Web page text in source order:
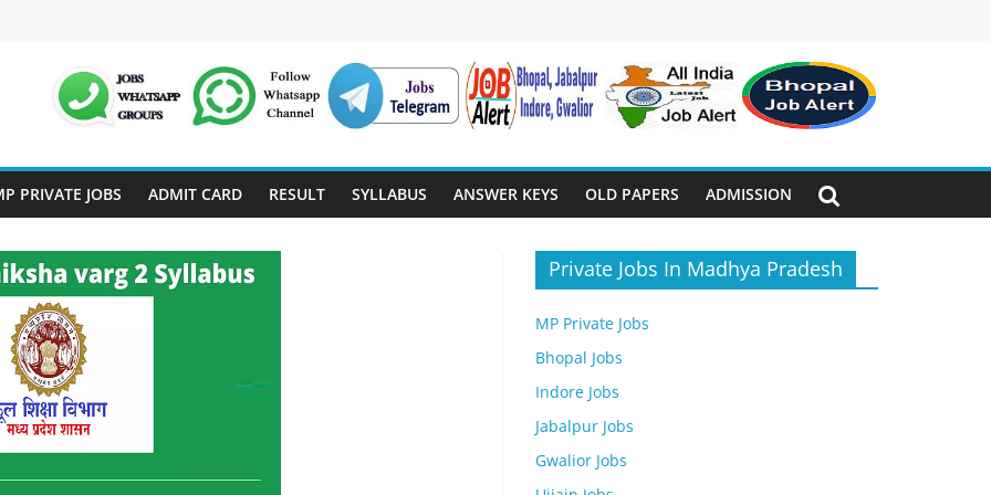
PRIVATE JOBS ADMIT CARD RESULT SYLLABUS ANSWER KEYS OLD PAPERS ADMISSION
Private Jobs In Madhya Pradesh
MP Private Jobs
Bhopal Jobs
Indore Jobs
Jabalpur Jobs
Gwalior Jobs